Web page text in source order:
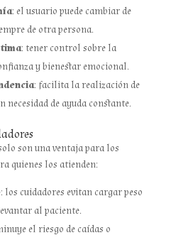
: el usuario puede cambiar de
de otra persona.
: tener control sobre la
y bienestar emocional.
: facilita la realización de
necesidad de ayuda constante.
son una ventaja para los
quienes los atienden:
: los cuidadores evitan cargar peso
al paciente.
el riesgo de caídas o